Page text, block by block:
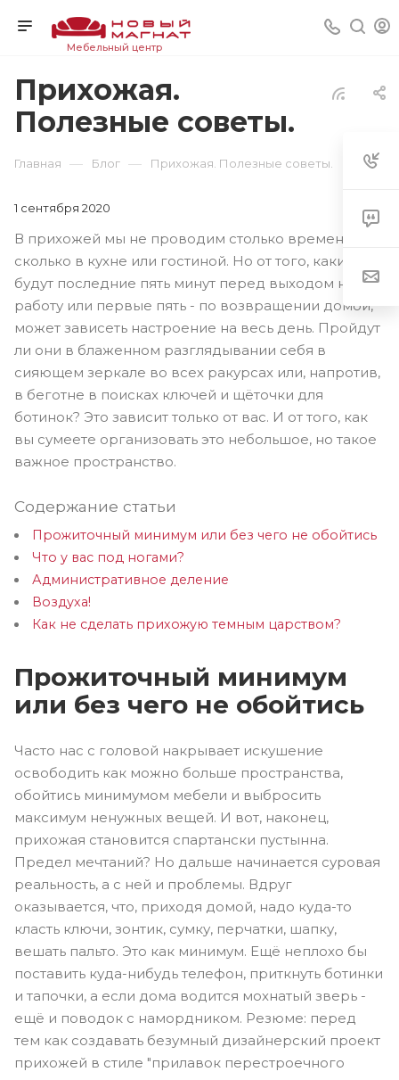
Мебельный центр
Прихожая.
Полезные советы.
Главная — Блог — Прихожая. Полезные советы.
1 сентября 2020
В прихожей мы не проводим столько времени,
сколько в кухне или гостиной. Но от того, какими
будут последние пять минут перед выходом на
работу или первые пять - по возвращении домой,
может зависеть настроение на весь день. Пройдут
ли они в блаженном разглядывании себя в
сияющем зеркале во всех ракурсах или, напротив,
в беготне в поисках ключей и щёточки для
ботинок? Это зависит только от вас. И от того, как
вы сумеете организовать это небольшое, но такое
важное пространство.
Содержание статьи
Прожиточный минимум или без чего не обойтись
Что у вас под ногами?
Административное деление
Воздуха!
Как не сделать прихожую темным царством?
Прожиточный минимум
или без чего не обойтись
Часто нас с головой накрывает искушение
освободить как можно больше пространства,
обойтись минимумом мебели и выбросить
максимум ненужных вещей. И вот, наконец,
прихожая становится спартански пустынна.
Предел мечтаний? Но дальше начинается суровая
реальность, а с ней и проблемы. Вдруг
оказывается, что, приходя домой, надо куда-то
класть ключи, зонтик, сумку, перчатки, шапку,
вешать пальто. Это как минимум. Ещё неплохо бы
поставить куда-нибудь телефон, приткнуть ботинки
и тапочки, а если дома водится мохнатый зверь -
ещё и поводок с намордником. Резюме: перед
тем как создавать безумный дизайнерский проект
прихожей в стиле "прилавок перестроечного